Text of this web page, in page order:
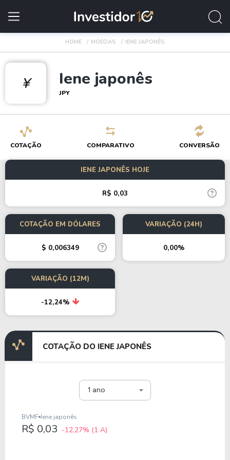
HOME MOEDAS IENE JAPONÊS
¥ Iene japonês
JPY
COTAÇÃO COMPARATIVO CONVERSÃO
IENE JAPONÊS HOJE
R$ 0,03
COTAÇÃO EM DÓLARES
$ 0,006349
VARIAÇÃO (24H)
0,00%
VARIAÇÃO (12M)
-12,24%
COTAÇÃO DO IENE JAPONÊS
1 ano
BVMF Iene japonês
R$ 0,03 -12,27% (1 A)